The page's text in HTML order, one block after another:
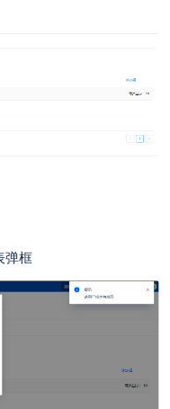
弹框